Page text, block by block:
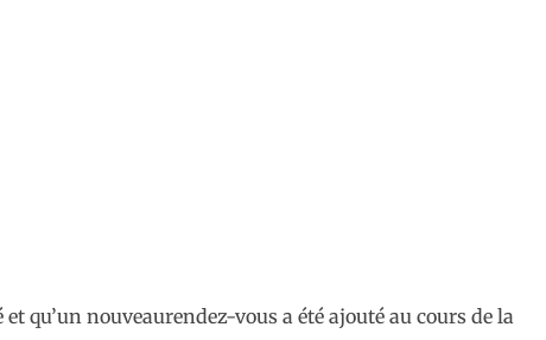
qu’un nouveaurendez-vous a été ajouté au cours de la